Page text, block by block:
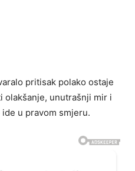
pritisak polako ostaje
olakšanje, unutrašnji mir i
u pravom smjeru.